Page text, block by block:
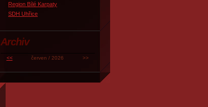
Region Bílé Karpaty
SDH Uhřice
Archiv
<< červen / 2026 >>